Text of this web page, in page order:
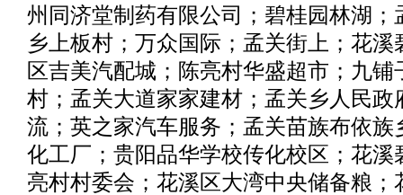
州同济堂制药有限公司；碧桂园林湖；
乡上板村；万众国际；孟关街上；花
区吉美汽配城；陈亮村华盛超市；九铺
村；孟关大道家家建材；孟关乡人民政
流；英之家汽车服务；孟关苗族布依族
化工厂；贵阳品华学校传化校区；花溪
亮村村委会；花溪区大湾中央储备粮；